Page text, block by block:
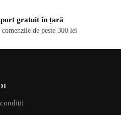
gratuit în țară
comenzile de peste 300 lei